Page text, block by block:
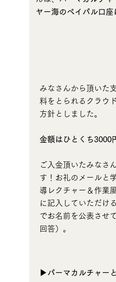
ヤー海のペイパル口
みなさんから頂いた
料をとられるクラウ
方針としました。
金額はひとくち3000
ご入金頂いたみなさ
す！ お礼のメールと
導レクチャー＆作業
に記入していただけ
でお名前を公表させ
回答）。
​▶︎パーマカルチャー